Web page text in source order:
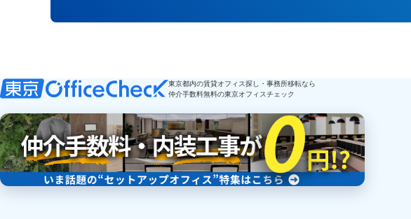
東京都内の賃貸オフィス探し・事務所移転なら
仲介手数料無料の東京オフィスチェック